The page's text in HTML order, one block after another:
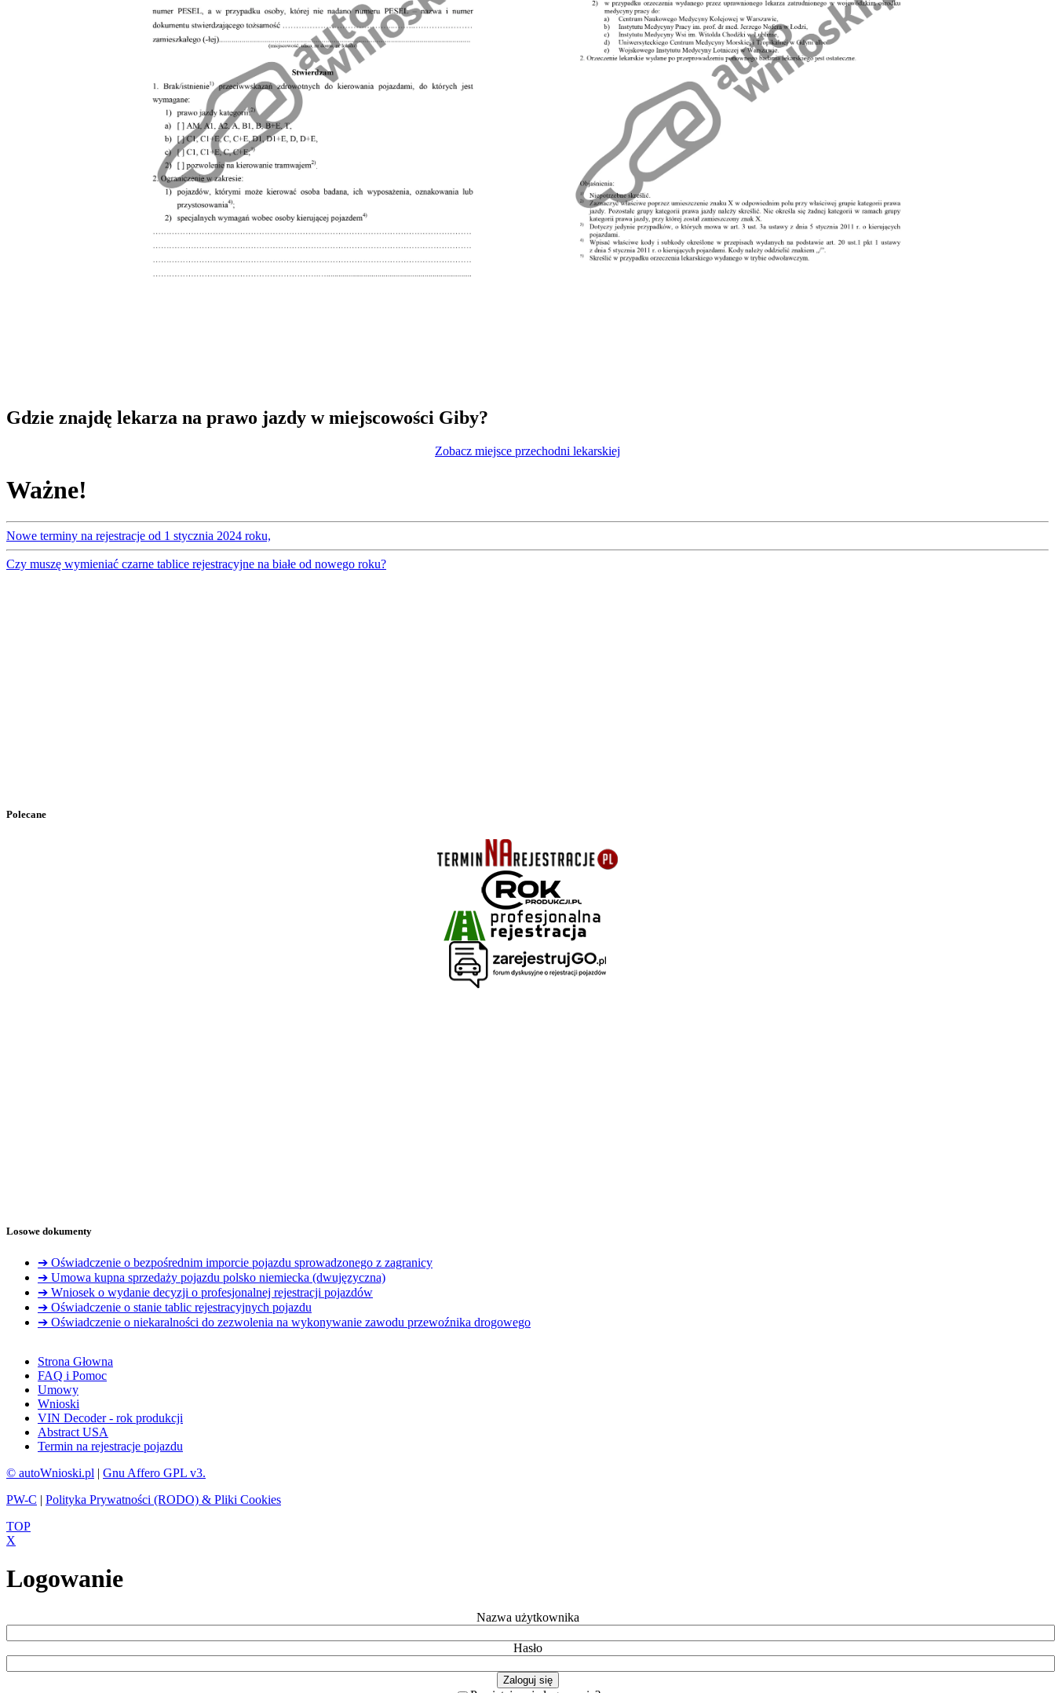
Gdzie znajdę lekarza na prawo jazdy w miejscowości Giby?
Zobacz miejsce przechodni lekarskiej
Ważne!
Nowe terminy na rejestracje od 1 stycznia 2024 roku,
Czy muszę wymieniać czarne tablice rejestracyjne na białe od nowego roku?
Polecane
Losowe dokumenty
➔ Oświadczenie o bezpośrednim imporcie pojazdu sprowadzonego z zagranicy
➔ Umowa kupna sprzedaży pojazdu polsko niemiecka (dwujęzyczna)
➔ Wniosek o wydanie decyzji o profesjonalnej rejestracji pojazdów
➔ Oświadczenie o stanie tablic rejestracyjnych pojazdu
➔ Oświadczenie o niekaralności do zezwolenia na wykonywanie zawodu przewoźnika drogowego
Strona Głowna
FAQ i Pomoc
Umowy
Wnioski
VIN Decoder - rok produkcji
Abstract USA
Termin na rejestracje pojazdu
© autoWnioski.pl | Gnu Affero GPL v3.
PW-C | Polityka Prywatności (RODO) & Pliki Cookies
TOP
X
Logowanie
Nazwa użytkownika
Hasło